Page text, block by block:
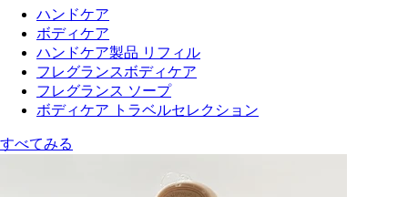
ハンドケア
ボディケア
ハンドケア製品 リフィル
フレグランスボディケア
フレグランス ソープ
ボディケア トラベルセレクション
すべてみる